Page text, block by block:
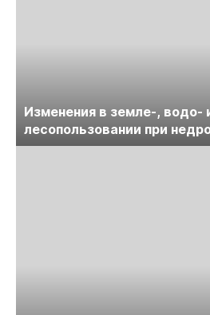
Изменения в земле-, водо-
лесопользовании при
обсудят на семинаре